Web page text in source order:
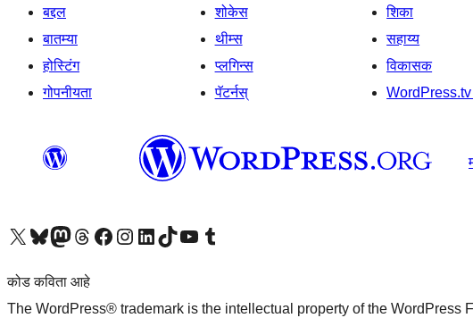
बद्दल
बातम्या
होस्टिंग
गोपनीयता
शोकेस
थीम्स
प्लगिन्स
पॅटर्नस्
शिका
सहाय्य
विकासक
आमच्या X (एक्स) (पूर्वीचे ट्विटर) खात्याला भेट द्या आमच्या ब्लूस्की खात्याला भेट द्या.आमच्या Mastodon खात्याला भेट द्या.आमच्या थ्रेड्स खात्याला भेट द्या. आमच्या फेसबुक पेजला भेट द्या आमच्या इंस्टाग्राम खात्याला भेट द्या आमच्या लिंक्डइन खात्याला भेट द्या आमच्या टिकटॉक अकाउंटला भेट द्या.आमच्या यूट्यूब चॅनेलला भेट द्या आमच्या टंबलर खात्याला भेट द्या.
कोड कविता आहे
The WordPress® trademark is the intellectual property of the WordPress